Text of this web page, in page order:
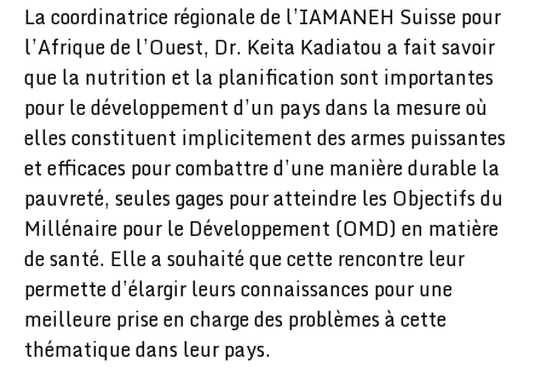
La coordinatrice régionale de l’IAMANEH Suisse pour
l’Afrique de l’Ouest, Dr. Keita Kadiatou a fait savoir
que la nutrition et la planification sont importantes
pour le développement d’un pays dans la mesure où
elles constituent implicitement des armes puissantes
et efficaces pour combattre d’une manière durable la
pauvreté, seules gages pour atteindre les Objectifs du
Millénaire pour le Développement (OMD) en matière
de santé. Elle a souhaité que cette rencontre leur
permette d’élargir leurs connaissances pour une
meilleure prise en charge des problèmes à cette
thématique dans leur pays.